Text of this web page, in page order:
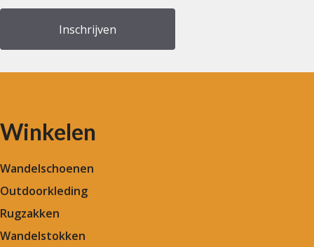
Winkelen
Wandelschoenen
Outdoorkleding
Rugzakken
Wandelstokken